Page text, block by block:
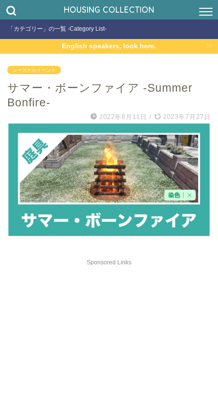
HOUSING COLLECTION
「カテゴリー」の一覧 -Category List-
English speakers, look here.
シーズナルイベント
サマー・ボーンファイア -Summer
Bonfire-
2022年8月11日 / 2023年7月27日
Sponsored Links